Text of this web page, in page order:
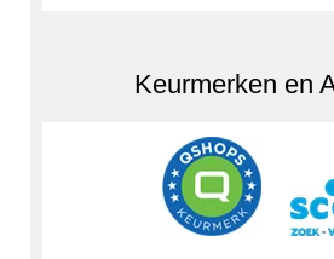
Keurmerken en